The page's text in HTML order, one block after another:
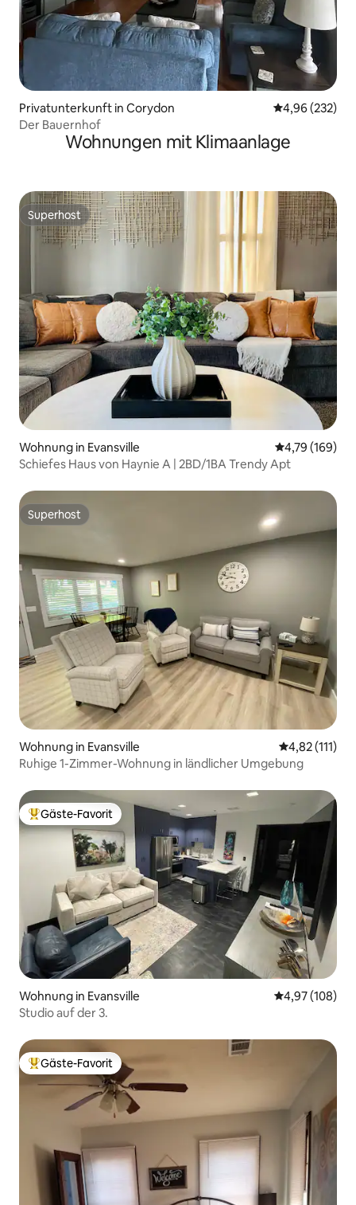
Privatunterkunft in Corydon
4,96 (232)
Der Bauernhof
Wohnungen mit Klimaanlage
Superhost
Superhost
Wohnung in Evansville
4,79 (169)
Schiefes Haus von Haynie A | 2BD/1BA Trendy Apt
Superhost
Superhost
Wohnung in Evansville
4,82 (111)
Ruhige 1-Zimmer-Wohnung in ländlicher Umgebung
Beliebter Gäste-Favorit.
Gäste-Favorit
Wohnung in Evansville
4,97 (108)
Studio auf der 3.
Beliebter Gäste-Favorit.
Gäste-Favorit